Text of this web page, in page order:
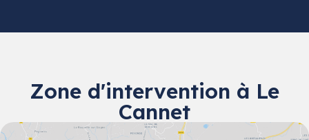
Zone d'intervention à Le
Cannet